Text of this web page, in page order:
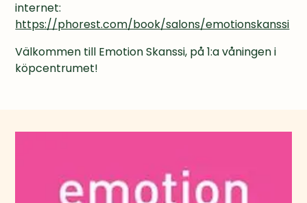
https://phorest.com/book/salons/emotionskanssi
Välkommen till Emotion Skanssi, på 1:a våningen i
köpcentrumet!